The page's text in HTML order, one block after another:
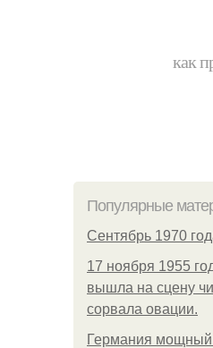
как
Популярные
Сентябрь 1970
17 ноября 1955
вышла на сцену
сорвала овации.
Германия мощный